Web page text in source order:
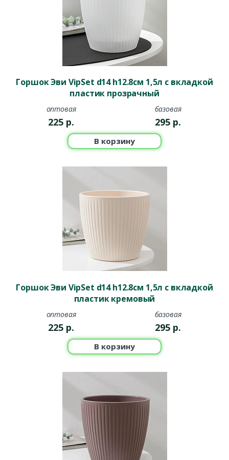
Горшок Эви VipSet d14 h12.8см 1,5л с вкладкой
пластик прозрачный
оптовая
225 р.
базовая
295 р.
В корзину
Горшок Эви VipSet d14 h12.8см 1,5л с вкладкой
пластик кремовый
оптовая
225 р.
базовая
295 р.
В корзину